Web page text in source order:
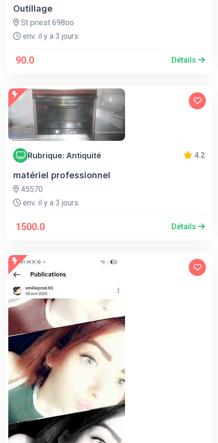
Outillage
St priest 698oo
env. il y a 3 jours
90.0 Détails
Rubrique: Antiquité 4.2
matériel professionnel
45570
env. il y a 3 jours
1500.0 Détails